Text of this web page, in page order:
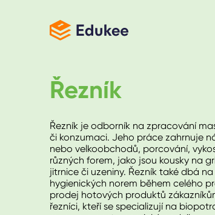
Řezník
Řezník je odborník na zpracování
či konzumaci. Jeho práce zahrnuje
nebo velkoobchodů, porcování,
různých forem, jako jsou kousky na
jitrnice či uzeniny. Řezník také dbá
hygienických norem během celého
prodej hotových produktů
řezníci, kteří se specializují na